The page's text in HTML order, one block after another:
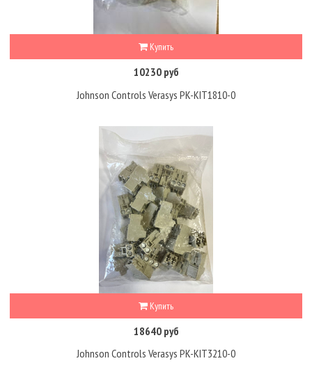
Купить
10230 руб
Johnson Controls Verasys PK-KIT1810-0
Купить
18640 руб
Johnson Controls Verasys PK-KIT3210-0